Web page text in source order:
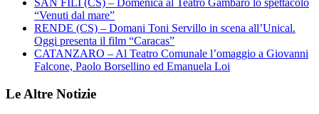
SAN FILI (CS) – Domenica al Teatro Gambaro lo spettacolo
“Venuti dal mare”
RENDE (CS) – Domani Toni Servillo in scena all’Unical.
Oggi presenta il film “Caracas”
CATANZARO – Al Teatro Comunale l’omaggio a Giovanni
Falcone, Paolo Borsellino ed Emanuela Loi
Le Altre Notizie